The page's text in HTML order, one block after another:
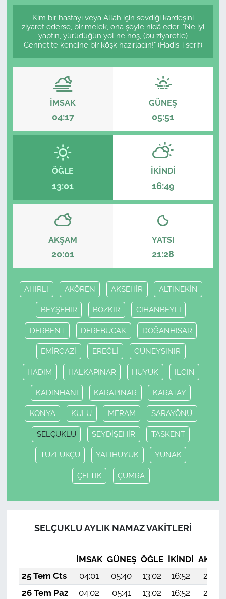
Kim bir hastayı veya Allah için sevdiği kardeşini
ziyaret ederse, bir melek, ona şöyle nidâ eder: "Ne iyi
yaptın, yürüdüğün yol ne hoş, (bu ziyaretle)
Cennet'te kendine bir köşk hazırladın!" (Hadis-i şerif)
İMSAK
04:17
GÜNEŞ
05:51
ÖĞLE
13:01
İKINDI
16:49
AKŞAM
20:01
YATSI
21:28
AHIRLI AKÖREN AKŞEHİR ALTINEKİN
BEYŞEHİR BOZKIR CİHANBEYLİ
DERBENT DEREBUCAK DOĞANHİSAR
EMİRGAZİ EREĞLİ GÜNEYSINIR
HADİM HALKAPINAR HÜYÜK ILGIN
KADINHANI KARAPINAR KARATAY
KONYA KULU MERAM SARAYÖNÜ
SELÇUKLU SEYDİŞEHİR TAŞKENT
TUZLUKÇU YALIHÜYÜK YUNAK
ÇELTİK ÇUMRA
SELÇUKLU AYLIK NAMAZ VAKITLERI
İMSAK GÜNEŞ ÖĞLE İKINDI
25 Tem Cts
04:01 05:40 13:02 16:52
20:13
26 Tem Paz
04:02 05:41 13:02 16:52
20:12